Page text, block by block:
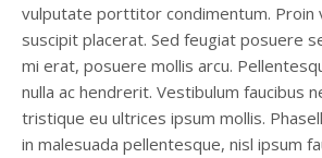
vulputate porttitor condimentum. Proin
suscipit placerat. Sed feugiat posuere
mi erat, posuere mollis arcu.
nulla ac hendrerit. Vestibulum faucibus
tristique eu ultrices ipsum mollis.
in malesuada pellentesque, nisl ipsum